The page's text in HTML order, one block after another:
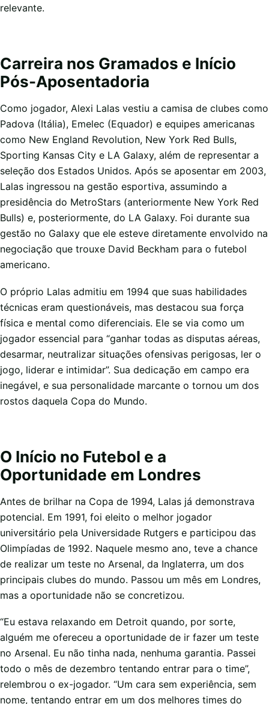
relevante.
Carreira nos Gramados e Início
Pós-Aposentadoria
Como jogador, Alexi Lalas vestiu a camisa de clubes como
Padova (Itália), Emelec (Equador) e equipes americanas
como New England Revolution, New York Red Bulls,
Sporting Kansas City e LA Galaxy, além de representar a
seleção dos Estados Unidos. Após se aposentar em 2003,
Lalas ingressou na gestão esportiva, assumindo a
presidência do MetroStars (anteriormente New York Red
Bulls) e, posteriormente, do LA Galaxy. Foi durante sua
gestão no Galaxy que ele esteve diretamente envolvido na
negociação que trouxe David Beckham para o futebol
americano.
O próprio Lalas admitiu em 1994 que suas habilidades
técnicas eram questionáveis, mas destacou sua força
física e mental como diferenciais. Ele se via como um
jogador essencial para “ganhar todas as disputas aéreas,
desarmar, neutralizar situações ofensivas perigosas, ler o
jogo, liderar e intimidar”. Sua dedicação em campo era
inegável, e sua personalidade marcante o tornou um dos
rostos daquela Copa do Mundo.
O Início no Futebol e a
Oportunidade em Londres
Antes de brilhar na Copa de 1994, Lalas já demonstrava
potencial. Em 1991, foi eleito o melhor jogador
universitário pela Universidade Rutgers e participou das
Olimpíadas de 1992. Naquele mesmo ano, teve a chance
de realizar um teste no Arsenal, da Inglaterra, um dos
principais clubes do mundo. Passou um mês em Londres,
mas a oportunidade não se concretizou.
“Eu estava relaxando em Detroit quando, por sorte,
alguém me ofereceu a oportunidade de ir fazer um teste
no Arsenal. Eu não tinha nada, nenhuma garantia. Passei
todo o mês de dezembro tentando entrar para o time”,
relembrou o ex-jogador. “Um cara sem experiência, sem
nome, tentando entrar em um dos melhores times do